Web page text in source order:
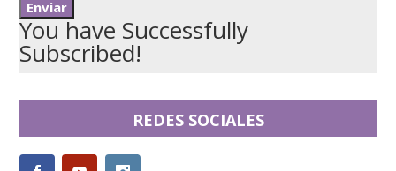
You have Successfully
Subscribed!
REDES SOCIALES